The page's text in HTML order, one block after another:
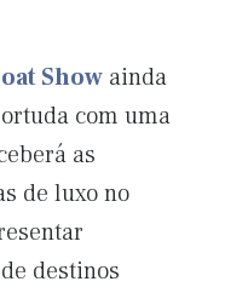
Show ainda
com uma
as
de luxo no
destinos